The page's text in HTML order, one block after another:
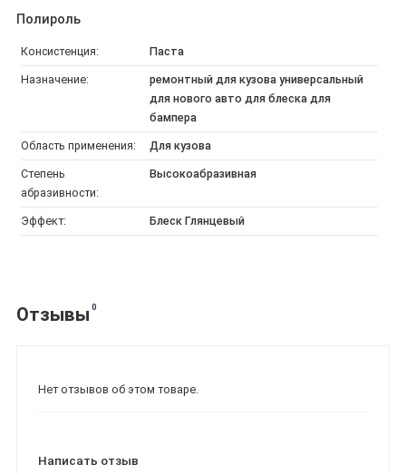
Полироль
Консистенция: Паста
Назначение:
ремонтный для кузова универсальный
для нового авто для блеска для
бампера
Область применения: Для кузова
Степень
абразивности:
Высокоабразивная
Эффект: Блеск Глянцевый
Отзывы 0
Нет отзывов об этом товаре.
Написать отзыв